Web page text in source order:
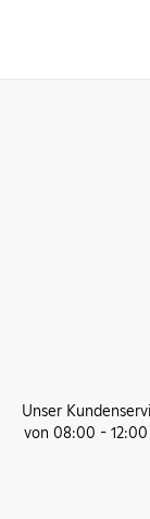
Unser
von 08:00 -